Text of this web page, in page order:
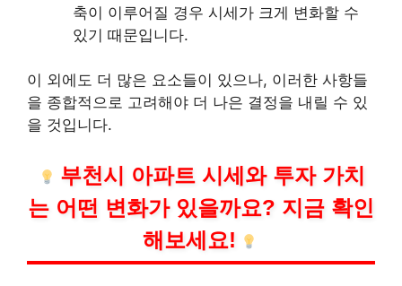
축이 이루어질 경우 시세가 크게 변화할 수
있기 때문입니다.
이 외에도 더 많은 요소들이 있으나, 이러한 사항들
을 종합적으로 고려해야 더 나은 결정을 내릴 수 있
을 것입니다.
부천시 아파트 시세와 투자 가치
는 어떤 변화가 있을까요? 지금 확인
해보세요!